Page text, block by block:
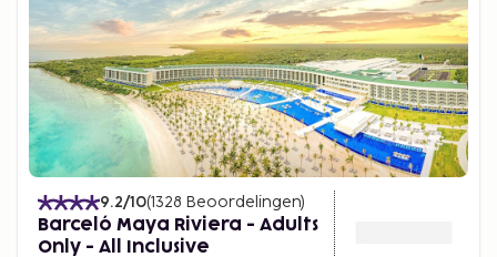
9.2/10(1328 Beoordelingen)
Barceló Maya Riviera - Adults
Only - All Inclusive